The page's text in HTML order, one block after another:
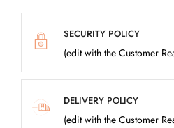
SECURITY POLICY
(edit with the Customer
DELIVERY POLICY
(edit with the Customer